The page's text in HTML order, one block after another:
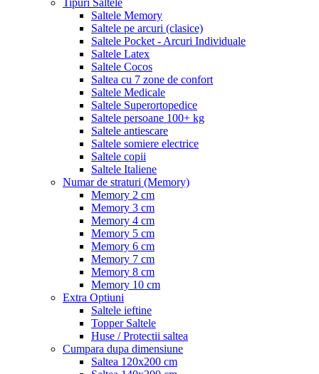
Tipuri Saltele
Saltele Memory
Saltele pe arcuri (clasice)
Saltele Pocket - Arcuri Individuale
Saltele Latex
Saltele Cocos
Saltea cu 7 zone de confort
Saltele Medicale
Saltele Superortopedice
Saltele persoane 100+ kg
Saltele antiescare
Saltele somiere electrice
Saltele copii
Saltele Italiene
Numar de straturi (Memory)
Memory 2 cm
Memory 3 cm
Memory 4 cm
Memory 5 cm
Memory 6 cm
Memory 7 cm
Memory 8 cm
Memory 10 cm
Extra Optiuni
Saltele ieftine
Topper Saltele
Huse / Protectii saltea
Cumpara dupa dimensiune
Saltea 120x200 cm